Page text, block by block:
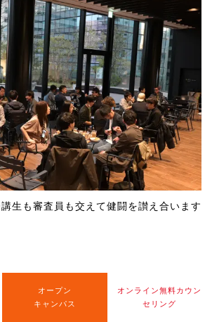
オープン
キャンパス
オンライン無料カウン
セリング
生も審査員も交えて健闘を讃え合います
ンで、最もプレゼン評価が高った作品に